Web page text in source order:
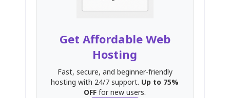
Get Affordable Web
Hosting
Fast, secure, and beginner-friendly
hosting with 24/7 support. Up to 75%
OFF for new users.